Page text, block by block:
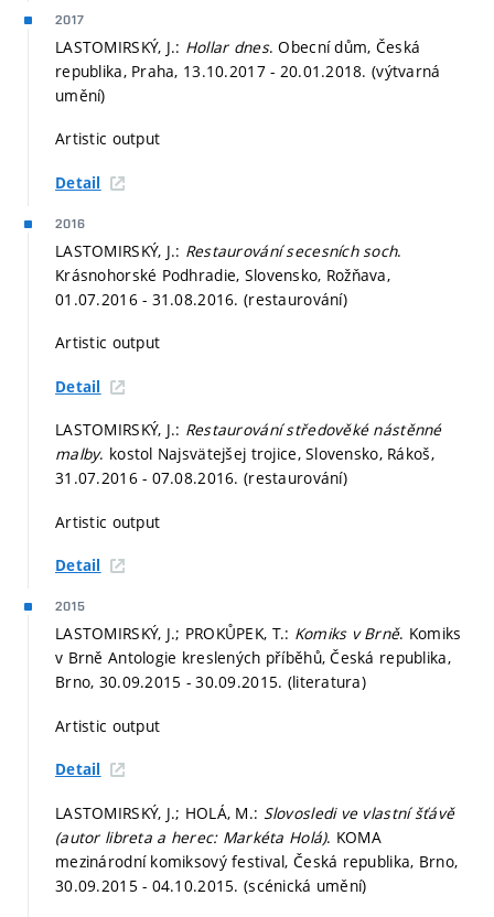
2017
LASTOMIRSKÝ, J.: Hollar dnes. Obecní dům, Česká
republika, Praha, 13.10.2017 - 20.01.2018. (výtvarná
umění)
Artistic output
Detail
2016
LASTOMIRSKÝ, J.: Restaurování secesních soch.
Krásnohorské Podhradie, Slovensko, Rožňava,
01.07.2016 - 31.08.2016. (restaurování)
Artistic output
Detail
LASTOMIRSKÝ, J.: Restaurování středověké nástěnné
malby. kostol Najsvätejšej trojice, Slovensko, Rákoš,
31.07.2016 - 07.08.2016. (restaurování)
Artistic output
Detail
2015
LASTOMIRSKÝ, J.; PROKŮPEK, T.: Komiks v Brně. Komiks
v Brně Antologie kreslených příběhů, Česká republika,
Brno, 30.09.2015 - 30.09.2015. (literatura)
Artistic output
Detail
LASTOMIRSKÝ, J.; HOLÁ, M.: Slovosledi ve vlastní šťávě
(autor libreta a herec: Markéta Holá). KOMA
mezinárodní komiksový festival, Česká republika, Brno,
30.09.2015 - 04.10.2015. (scénická umění)